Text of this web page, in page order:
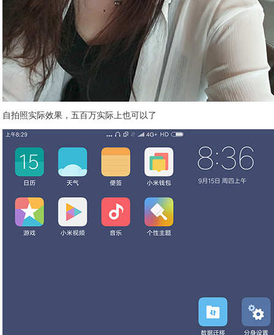
自拍照实际效果，五百万实际上也可以了